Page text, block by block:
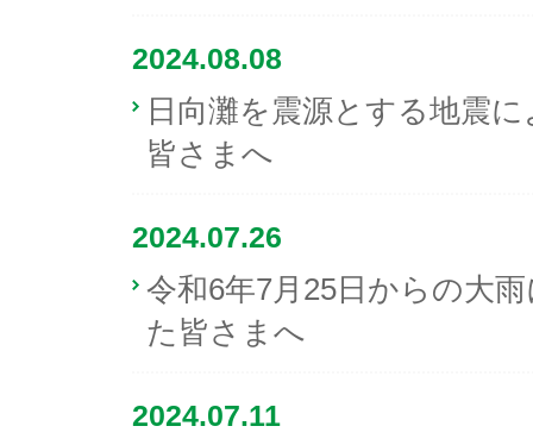
2024.08.08
日向灘を震源とする地震
皆さまへ
2024.07.26
令和6年7月25日からの大
た皆さまへ
2024.07.11